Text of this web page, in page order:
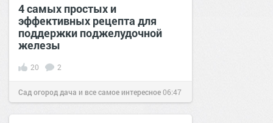
4 самых простых и
эффективных рецепта для
поддержки поджелудочной
железы
20 2
Сад огород дача и все самое интересное06:47
14 июн 2018